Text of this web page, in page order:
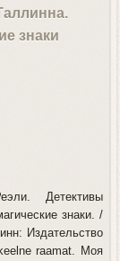
знаки
Детективы
знаки. /
Издательство
raamat. Моя